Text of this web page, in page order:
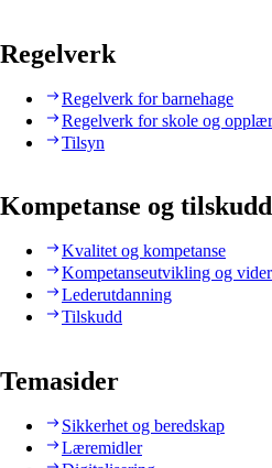
Regelverk
Regelverk for barnehage
Regelverk for skole og
Tilsyn
Kompetanse og tilskudd
Kvalitet og kompetanse
Kompetanseutvikling og
Lederutdanning
Tilskudd
Temasider
Sikkerhet og beredskap
Læremidler